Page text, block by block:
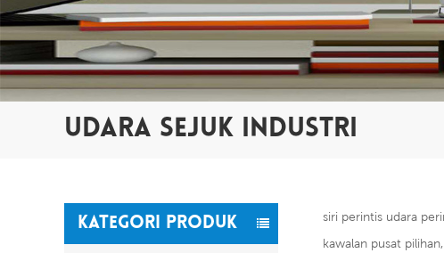
UDARA SEJUK INDUSTRI
KATEGORI PRODUK
siri perintis udara
kawalan pusat